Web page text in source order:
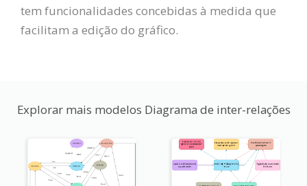
tem funcionalidades concebidas à medida que
facilitam a edição do gráfico.
Explorar mais modelos Diagrama de inter-relações